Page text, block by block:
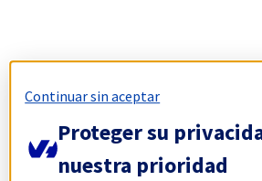
Continuar sin aceptar
Proteger su
nuestra prioridad